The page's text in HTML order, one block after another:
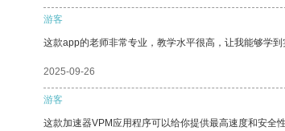
游客
这款app的老师非常专业，教学水平很高，让我能够学到
2025-09-26
游客
这款加速器VPM应用程序可以给你提供最高速度和安全性